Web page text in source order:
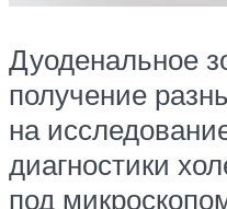
Дуоденальное
получение
на
диагностики
под